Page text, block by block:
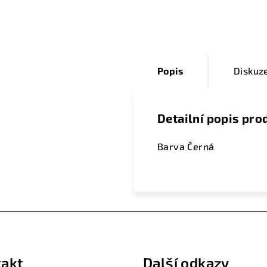
Popis
Detailní popis
Barva Černá
Další odkazy